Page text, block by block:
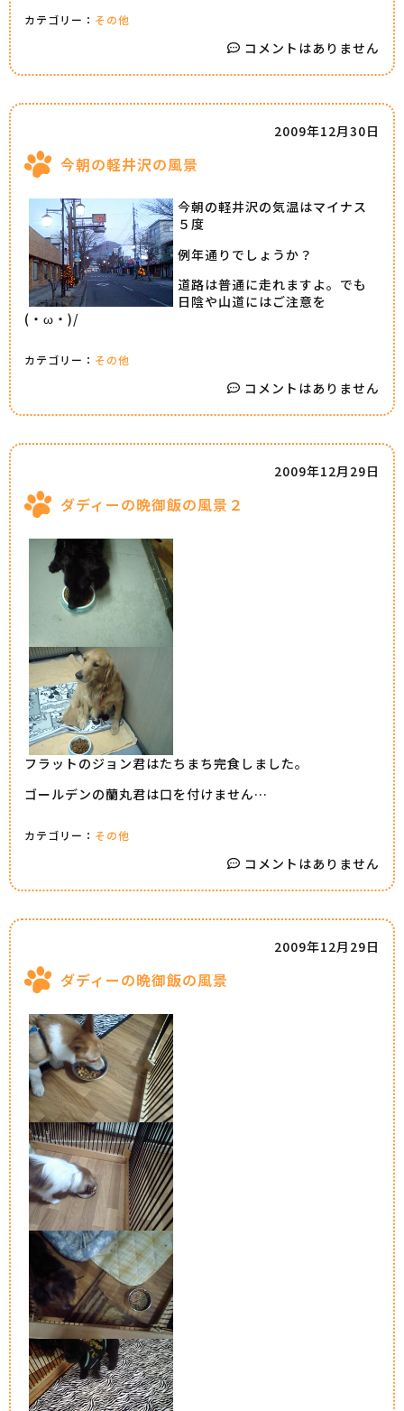
カテゴリー： その他
コメントはありません
今朝の軽井沢の風景
2009年12月30日
今朝の軽井沢の気温はマイナス
５度
例年通りでしょうか？
道路は普通に走れますよ。でも
日陰や山道にはご注意を
(・ω・)/
カテゴリー： その他
コメントはありません
ダディーの晩御飯の風景２
2009年12月29日
フラットのジョン君はたちまち完食しました。
ゴールデンの蘭丸君は口を付けません…
カテゴリー： その他
コメントはありません
ダディーの晩御飯の風景
2009年12月29日